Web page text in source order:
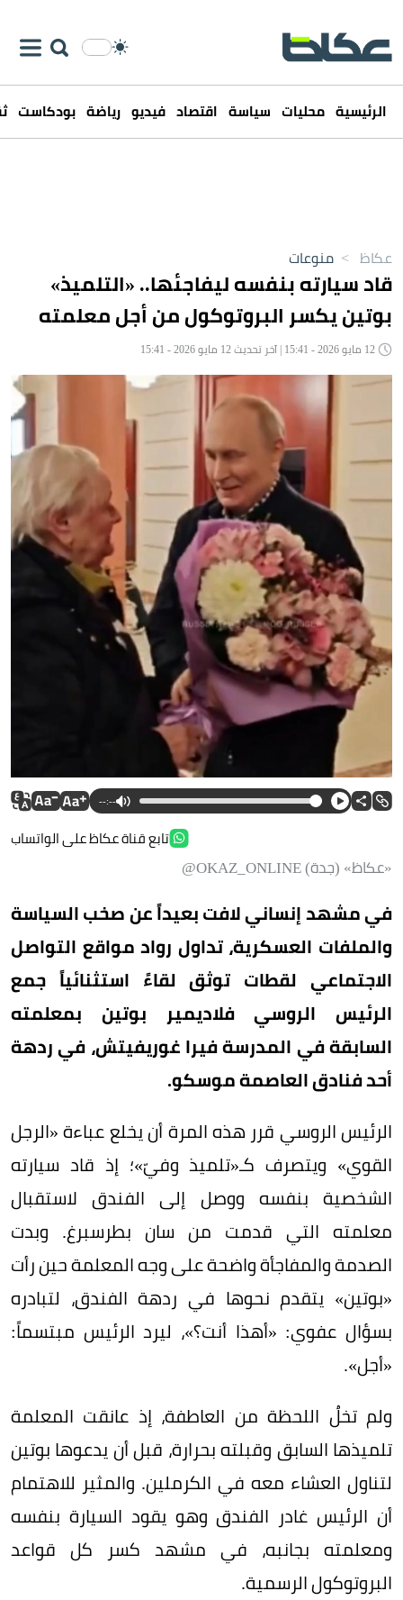
الرئيسية محليات سياسة اقتصاد فيديو رياضة بودكاست
عكاظ > منوعات
قاد سيارته بنفسه ليفاجئها.. «التلميذ»
بوتين يكسر البروتوكول من أجل معلمته
--:--
تابع قناة عكاظ على الواتساب
«عكاظ» (جدة) OKAZ_ONLINE@
في مشهد إنساني لافت بعيداً عن صخب السياسة
والملفات العسكرية، تداول رواد مواقع التواصل
الاجتماعي لقطات توثق لقاءً استثنائياً جمع
الرئيس الروسي فلاديمير بوتين بمعلمته
السابقة في المدرسة فيرا غوريفيتش، في ردهة
أحد فنادق العاصمة موسكو.
الرئيس الروسي قرر هذه المرة أن يخلع عباءة «الرجل
القوي» ويتصرف كـ«تلميذ وفيّ»؛ إذ قاد سيارته
الشخصية بنفسه ووصل إلى الفندق لاستقبال
معلمته التي قدمت من سان بطرسبرغ. وبدت
الصدمة والمفاجأة واضحة على وجه المعلمة حين رأت
«بوتين» يتقدم نحوها في ردهة الفندق، لتبادره
بسؤال عفوي: «أهذا أنت؟»، ليرد الرئيس مبتسماً:
«أجل».
ولم تخلُ اللحظة من العاطفة، إذ عانقت المعلمة
تلميذها السابق وقبلته بحرارة، قبل أن يدعوها بوتين
لتناول العشاء معه في الكرملين. والمثير للاهتمام
أن الرئيس غادر الفندق وهو يقود السيارة بنفسه
ومعلمته بجانبه، في مشهد كسر كل قواعد
البروتوكول الرسمية.